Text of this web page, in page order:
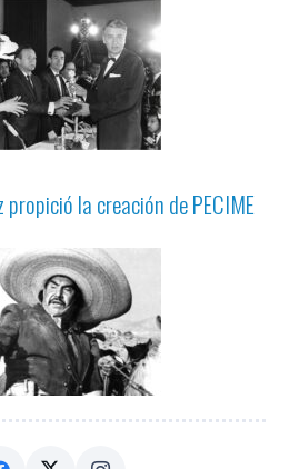
propició la creación de PECIME